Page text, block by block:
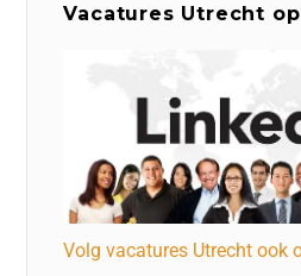
Vacatures Utrecht
Volg vacatures Utrecht ook